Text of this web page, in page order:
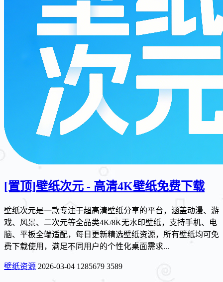
[置顶]壁纸次元 - 高清4K壁纸免费下载
壁纸次元是一款专注于超高清壁纸分享的平台，涵盖动漫、游
戏、风景、二次元等全品类4K/8K无水印壁纸，支持手机、电
脑、平板全端适配，每日更新精选壁纸资源，所有壁纸均可免
费下载使用，满足不同用户的个性化桌面需求...
壁纸资源 2026-03-04 1285679 3589